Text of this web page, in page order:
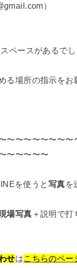
）
ペースがあるで
る場所の指示をお
〜〜〜〜〜〜〜〜
〜〜〜〜〜
を使うと 写真を
場写真 ＋説明で打
せはこちらのペー